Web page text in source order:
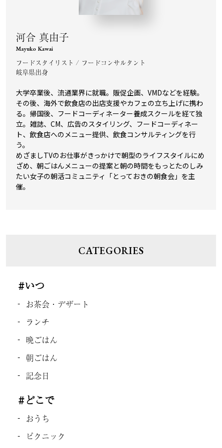
河合 真由子
Mayuko Kawai
フードスタイリスト / フードコンサルタント
岐阜県出身
大学卒業後、流通業界に就職。販促企画、VMDなどを経験。
その後、海外で飲食店の出店支援やカフェの立ち上げに携わ
る。帰国後、フードコーディネーター養成スクールを経て独
立。雑誌、CM、広告のスタイリング、フードコーディネー
ト、飲食店へのメニュー提供、飲食コンサルティングを行
う。
めざましTVのお仕事がきっかけで朝型のライフスタイルにめ
ざめ、朝ごはんメニューの提案と朝の時間をもっとたのしみ
たい女子の朝活コミュニティ「とっておきの朝食会」を主
催。
CATEGORIES
#いつ
お茶会・デザート
ランチ
晩ごはん
朝ごはん
記念日
#どこで
おうち
ピクニック